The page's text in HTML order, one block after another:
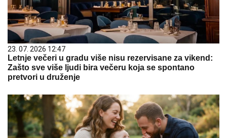
23. 07. 2026 12:47
Letnje večeri u gradu više nisu rezervisane za vikend:
Zašto sve više ljudi bira večeru koja se spontano
pretvori u druženje